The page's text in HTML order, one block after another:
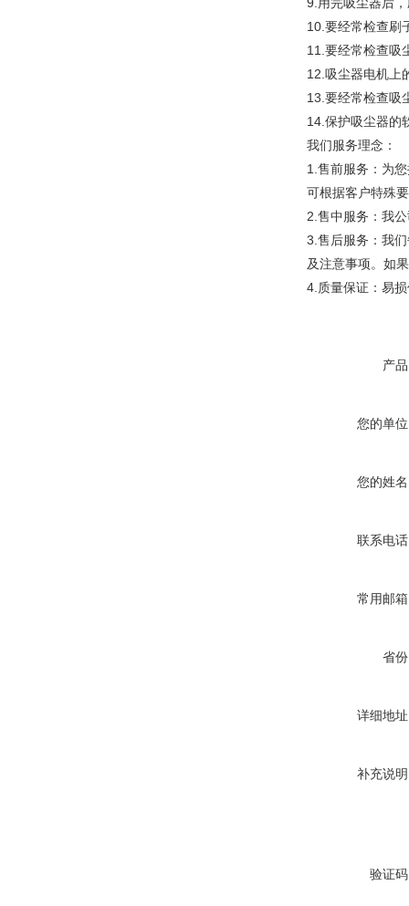
10.要经常检查刷
11.要经常检查吸
12.吸尘器电机上
13.要经常检查吸
14.保护吸尘器的
我们服务理念：
1.售前服务：为
可根据客户特殊
2.售中服务：我
3.售后服务：我
及注意事项。如
4.质量保证：易
产
您的单
您的姓
联系电
常用邮
省
详细地
补充说
验证